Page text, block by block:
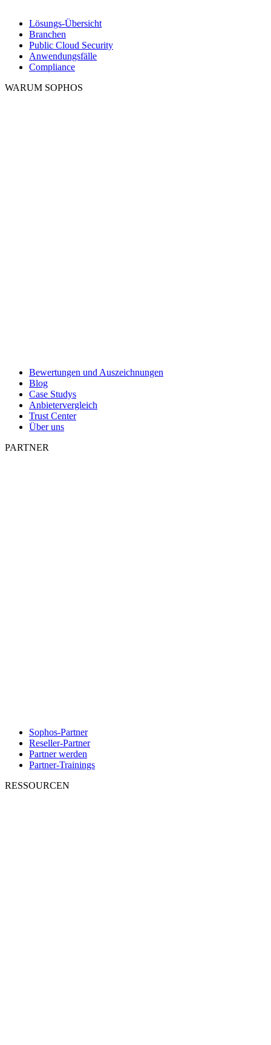
Lösungs-Übersicht
Branchen
Public Cloud Security
Anwendungsfälle
Compliance
WARUM SOPHOS
Bewertungen und Auszeichnungen
Blog
Case Studys
Anbietervergleich
Trust Center
Über uns
PARTNER
Sophos-Partner
Reseller-Partner
Partner werden
Partner-Trainings
RESSOURCEN